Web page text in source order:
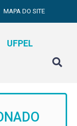
MAPA DO SITE
UFPEL